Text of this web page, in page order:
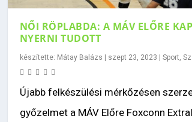
NŐI RÖPLABDA: A MÁV ELŐRE
NYERNI TUDOTT
készítette: Mátay Balázs | szept 23, 2023 | Sport,
Újabb felkészülési mérkőzésen
győzelmet a MÁV Előre Foxconn